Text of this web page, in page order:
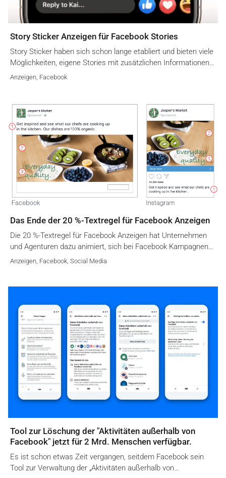
Story Sticker Anzeigen für Facebook Stories
Story Sticker haben sich schon lange etabliert und bieten viele
Möglichkeiten, eigene Stories mit zusätzlichen Informationen…
Anzeigen, Facebook
Das Ende der 20 %-Textregel für Facebook Anzeigen
Die 20 %-Textregel für Facebook Anzeigen hat Unternehmen
und Agenturen dazu animiert, sich bei Facebook Kampagnen…
Anzeigen, Facebook, Social Media
Tool zur Löschung der "Aktivitäten außerhalb von
Facebook" jetzt für 2 Mrd. Menschen verfügbar.
Es ist schon etwas Zeit vergangen, seitdem Facebook sein
Tool zur Verwaltung der „Aktivitäten außerhalb von…